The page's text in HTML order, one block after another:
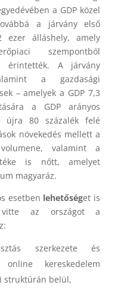
a GDP közel
a járvány első
ezer álláshely, amely
szempontból
érintették. A járvány
a gazdasági
– amelyek a GDP 7,3
a GDP arányos
újra 80 százalék felé
növekedés mellett a
valamint a
is nőtt, amelyet
magyaráz.
esetben lehetőséget is
az országot a
szerkezete és
kereskedelem
struktúrán belül,